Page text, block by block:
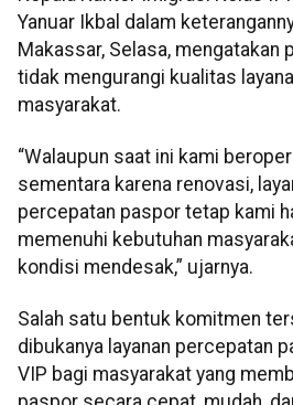
Yanuar Ikbal dalam
Makassar, Selasa, mengatakan
tidak mengurangi kualitas
masyarakat.
“Walaupun saat ini kami
sementara karena renovasi,
percepatan paspor tetap kami
memenuhi kebutuhan
kondisi mendesak,” ujarnya.
Salah satu bentuk komitmen
dibukanya layanan percepatan
VIP bagi masyarakat yang